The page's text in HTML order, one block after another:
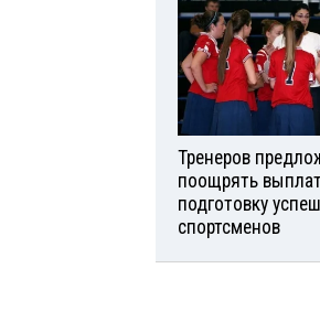
Тренеров
поощрять
подготовку
спортсменов